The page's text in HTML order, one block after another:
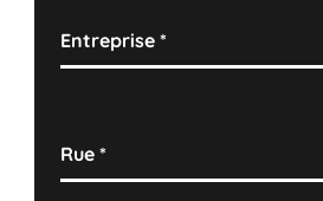
Entreprise*
Rue*